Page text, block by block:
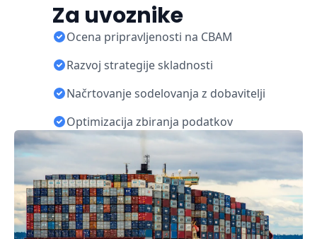
Za uvoznike
Ocena pripravljenosti na CBAM
Razvoj strategije skladnosti
Načrtovanje sodelovanja z dobavitelji
Optimizacija zbiranja podatkov